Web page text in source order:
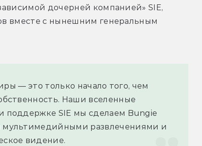
дочерней компанией» SIE,
вместе с нынешним генеральным
— это только начало того, чем
Наши вселенные
SIE мы сделаем Bungie
мультимедийными развлечениями и
видение.